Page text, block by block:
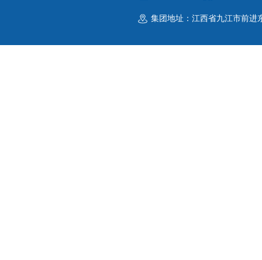
集团地址：江西省九江市前进